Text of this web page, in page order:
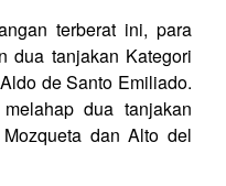
terberat ini, para
dua tanjakan Kategori
de Santo Emiliado.
dua tanjakan
dan Alto del